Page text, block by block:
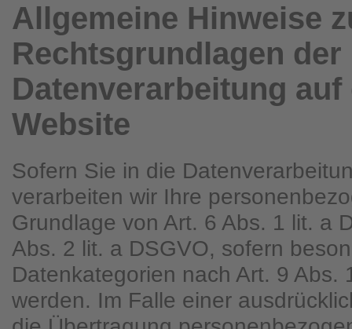
Allgemeine Hinweise
Rechtsgrundlagen der
Datenverarbeitung auf
Website
Sofern Sie in die
verarbeiten wir Ihre
Grundlage von Art. 6 Abs. 1 lit. a
Abs. 2 lit. a DSGVO, sofern
Datenkategorien nach Art. 9 Abs.
werden. Im Falle einer